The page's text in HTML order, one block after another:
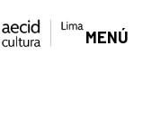
MENÚ